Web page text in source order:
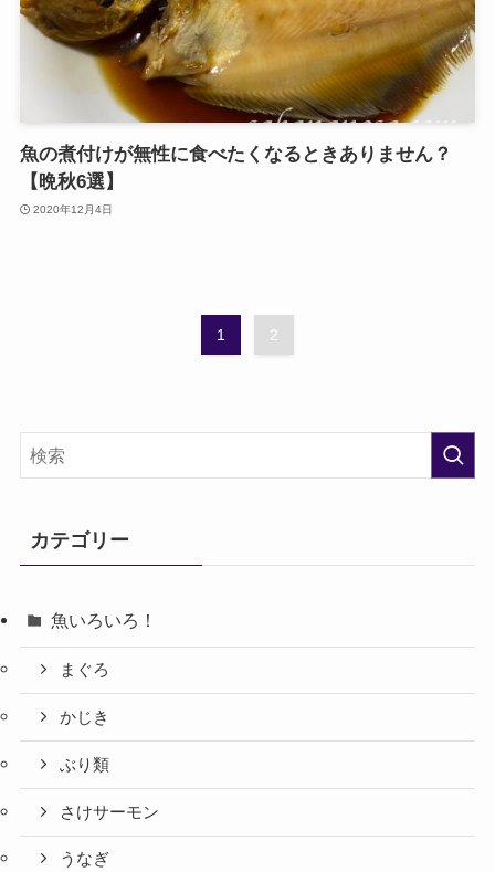
魚の煮付けが無性に食べたくなるときありません？
【晩秋6選】
2020年12月4日
1 2
カテゴリー
魚いろいろ！
まぐろ
かじき
ぶり類
さけサーモン
うなぎ